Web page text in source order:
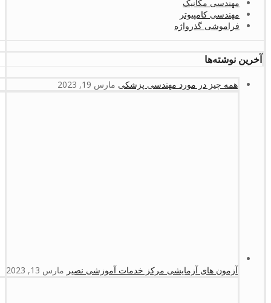
مهندسی مکانیک
مهندسی کامپیوتر
فراموشی گذرواژه
آخرین نوشته‌ها
همه چیز در مورد مهندسی پزشکی مارس 19, 2023
آزمون های آزمایشی مرکز خدمات آموزشی نصیر مارس 13, 2023